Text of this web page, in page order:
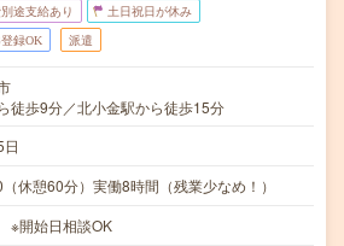
途支給あり 土日祝日が休み
録OK 派遣
徒歩9分／北小金駅から徒歩15分
休憩60分）実働8時間（残業少なめ！）
開始日相談OK